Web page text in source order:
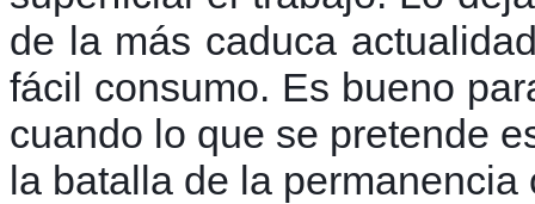
de la más caduca
fácil consumo. Es bueno
cuando lo que se pretende
la batalla de la permanencia